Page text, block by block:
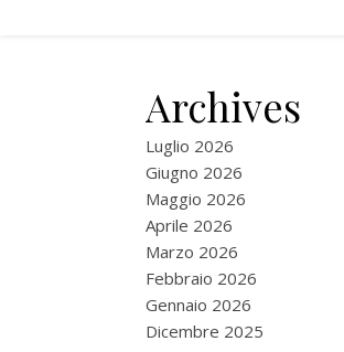
Archives
Luglio 2026
Giugno 2026
Maggio 2026
Aprile 2026
Marzo 2026
Febbraio 2026
Gennaio 2026
Dicembre 2025